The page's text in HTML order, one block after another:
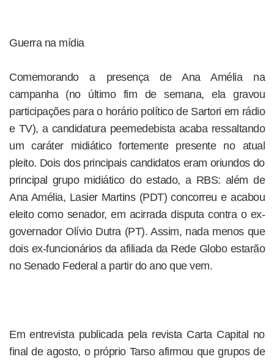
Guerra na mídia
Comemorando a presença de Ana Amélia na
campanha (no último fim de semana, ela gravou
participações para o horário político de Sartori em rádio
e TV), a candidatura peemedebista acaba ressaltando
um caráter midiático fortemente presente no atual
pleito. Dois dos principais candidatos eram oriundos do
principal grupo midiático do estado, a RBS: além de
Ana Amélia, Lasier Martins (PDT) concorreu e acabou
eleito como senador, em acirrada disputa contra o ex-
governador Olívio Dutra (PT). Assim, nada menos que
dois ex-funcionários da afiliada da Rede Globo estarão
no Senado Federal a partir do ano que vem.
Em entrevista publicada pela revista Carta Capital no
final de agosto, o próprio Tarso afirmou que grupos de